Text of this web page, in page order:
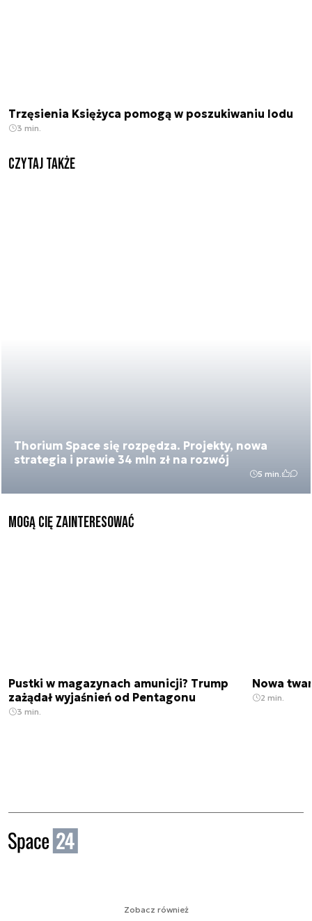
Trzęsienia Księżyca pomogą w poszukiwaniu lodu
3 min.
Czytaj także
Thorium Space się rozpędza. Projekty, nowa
strategia i prawie 34 mln zł na rozwój
5 min.
Mogą Cię zainteresować
Pustki w magazynach amunicji? Trump
zażądał wyjaśnień od Pentagonu
3 min.
Nowa
2 min.
Zobacz również